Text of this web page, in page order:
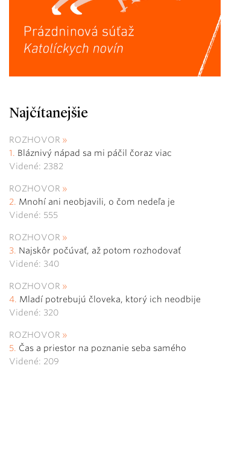
Najčítanejšie
ROZHOVOR
Bláznivý nápad sa mi páčil čoraz viac
Videné: 2382
ROZHOVOR
Mnohí ani neobjavili, o čom nedeľa je
Videné: 555
ROZHOVOR
Najskôr počúvať, až potom rozhodovať
Videné: 340
ROZHOVOR
Mladí potrebujú človeka, ktorý ich neodbije
Videné: 320
ROZHOVOR
Čas a priestor na poznanie seba samého
Videné: 209